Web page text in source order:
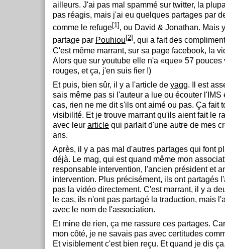
ailleurs. J'ai pas mal spammé sur twitter, la
pas réagis, mais j'ai eu quelques partages par
comme le refuge[1] , ou David & Jonathan. Mais
partage par Pouhiou [2] , qui a fait des
C'est même marrant, sur sa page facebook, la
Alors que sur youtube elle n'a «que» 57 pouces
rouges, et ça, j'en suis fier !)
Et puis, bien sûr, il y a l'article de yagg. Il est
sais même pas si l'auteur a lue ou écouter l'IMS
cas, rien ne me dit s'ils ont aimé ou pas. Ça fait
visibilité. Et je trouve marrant qu'ils aient fait le
avec leur article qui parlait d'une autre de mes
ans.
Après, il y a pas mal d'autres partages qui font
déjà. Le mag, qui est quand même mon
responsable intervention, l'ancien président et
intervention. Plus précisément, ils ont partagés
pas la vidéo directement. C'est marrant, il y a
le cas, ils n'ont pas partagé la traduction, mais
avec le nom de l'association.
Et mine de rien, ça me rassure ces partages.
mon côté, je ne savais pas avec certitudes
Et visiblement c'est bien reçu. Et quand je dis